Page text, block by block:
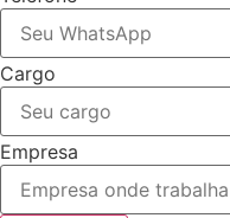
Cargo
Empresa